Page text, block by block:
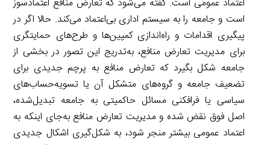
است و جامعه را به سیستم اداری بی‌اعتماد می‌کند. حالا اگر در
پیگیری اقدامات و راه‌اندازی کمپین‌ها و طرح‌های حمایتگری
برای مدیریت تعارض منافع، به‌تدریج این تصور در بخشی از
جامعه شکل بگیرد که تعارض منافع به پرچم جدیدی برای
تضعیف جامعه و گروه‌های متشکل آن یا تسویه‌حساب‌های
سیاسی یا فرافکنی مسائل حاکمیتی به جامعه تبدیل‌شده،
اصل فوق نقض شده و مدیریت تعارض منافع به‌جای اینکه به
اعتماد عمومی بیشتر منجر شود، به شکل‌گیری اشکال جدیدی